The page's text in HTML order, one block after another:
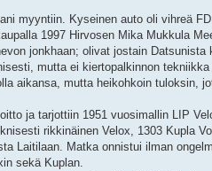
myyntiin. Kyseinen auto oli vihreä
1997 Hirvosen Mika Mukkula
jonkhaan; olivat jostain
mutta ei kiertopalkinnon
aikansa, mutta heikohkoin tuloksin,
ja tarjottiin 1951 vuosimallin LIP
rikkinäinen Velox, 1303 Kupla
Laitilaan. Matka onnistui ilman
sekä Kuplan.